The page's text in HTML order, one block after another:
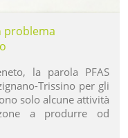
problema
la parola PFAS
Trissino per gli
solo alcune attività
a produrre od